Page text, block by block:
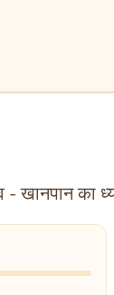
- खानपान